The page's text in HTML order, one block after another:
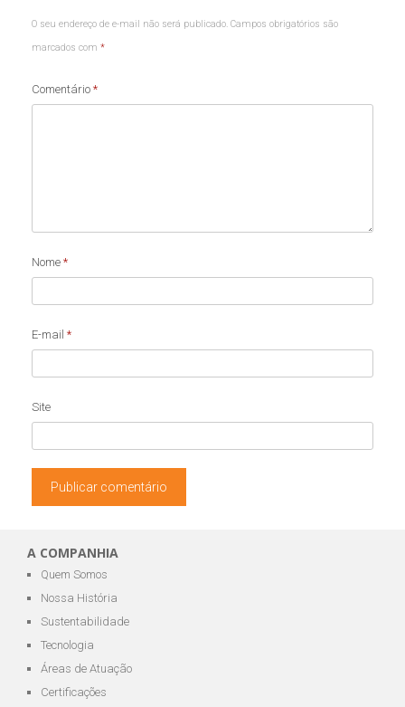
O seu endereço de e-mail não será publicado. Campos obrigatórios são
marcados com *
Comentário *
Nome *
E-mail *
Site
A COMPANHIA
Quem Somos
Nossa História
Sustentabilidade
Tecnologia
Áreas de Atuação
Certificações